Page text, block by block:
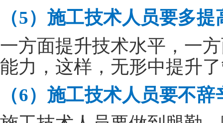
（5）施工技术人员要多
一方面提升技术水平，一
能力，这样，无形中提升
（6）施工技术人员要不辞